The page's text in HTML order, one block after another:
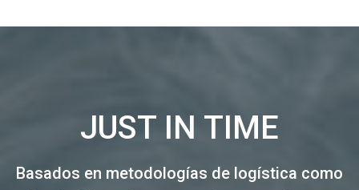
JUST IN TIME
Basados en metodologías de logística como